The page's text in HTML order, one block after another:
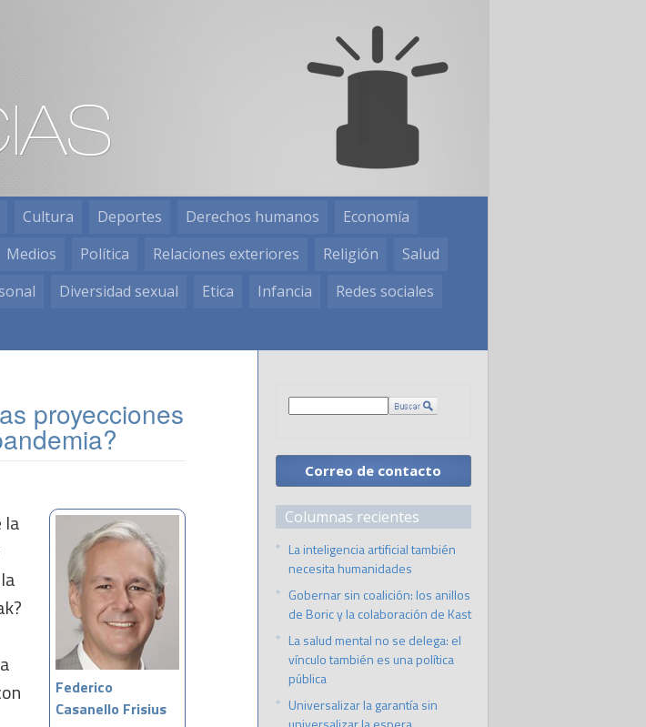
Cultura Deportes Derechos humanos
Economía
Medios Política Relaciones exteriores Religión
Salud
Diversidad sexual Etica Infancia
Redes sociales
proyecciones
Federico
Casanello Frisius
la
Correo de contacto
Columnas recientes
La inteligencia artificial también
necesita humanidades
Gobernar sin coalición: los anillos
de Boric y la colaboración de Kast
La salud mental no se delega: el
vínculo también es una política
pública
Universalizar la garantía sin